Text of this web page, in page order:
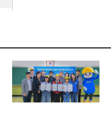
O
N
S
T